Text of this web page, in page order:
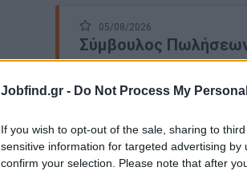
Jobfind.gr - Do Not Process My
If you wish to opt-out of the sale, sharing to
sensitive information for targeted advertising
confirm your selection. Please note that after
05/08/2026
Σύμβουλος
Πλήρης απασχόληση